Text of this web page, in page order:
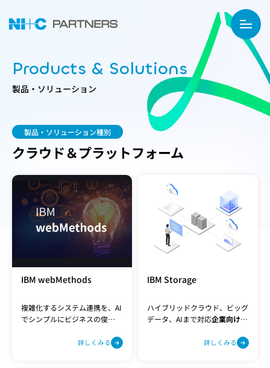
Products & Solutions
製品・ソリューション
製品・ソリューション種別
クラウド＆プラットフォーム
IBM webMethods
複雑化するシステム連携を、AI
でシンプルにビジネスの俊
統合プラットフォーム詳しくみる
IBM Storage
ハイブリッドクラウド、ビッグ
データ、AIまで対応企業向けの
詳しくみる